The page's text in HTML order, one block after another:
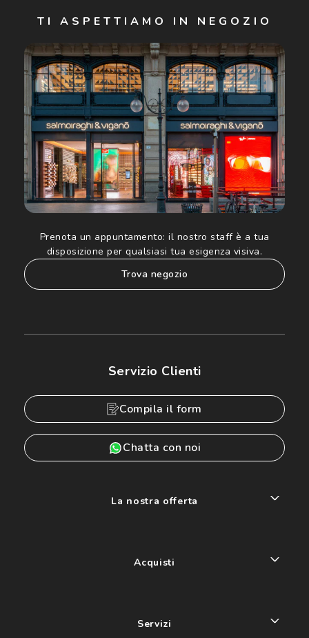
Cliccando su "Iscriviti", confermo di avere più di 16 anni e
acconsento all'utilizzo dei miei Dati Personali da parte di
Luxottica Group S.p.A. per l'invio di offerte speciali, novità
ed altre comunicazioni di carattere pubblicitario (consultare
Informativa sulla privacyper ulteriori informazioni).
TI ASPETTIAMO IN NEGOZIO
Prenota un appuntamento: il nostro staff è a tua
disposizione per qualsiasi tua esigenza visiva.
trova negozio
Servizio Clienti
Compila il form
Chatta con noi
La nostra offerta
Acquisti
Servizi